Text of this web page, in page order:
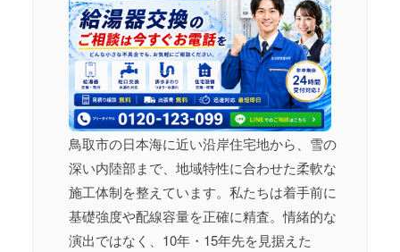
鳥取市の日本海に近い沿岸住宅地から、雪の
深い内陸部まで、地域特性に合わせた柔軟な
施工体制を整えています。私たちは着手前に
基礎強度や配線容量を正確に精査。情緒的な
演出ではなく、10年・15年先を見据えた